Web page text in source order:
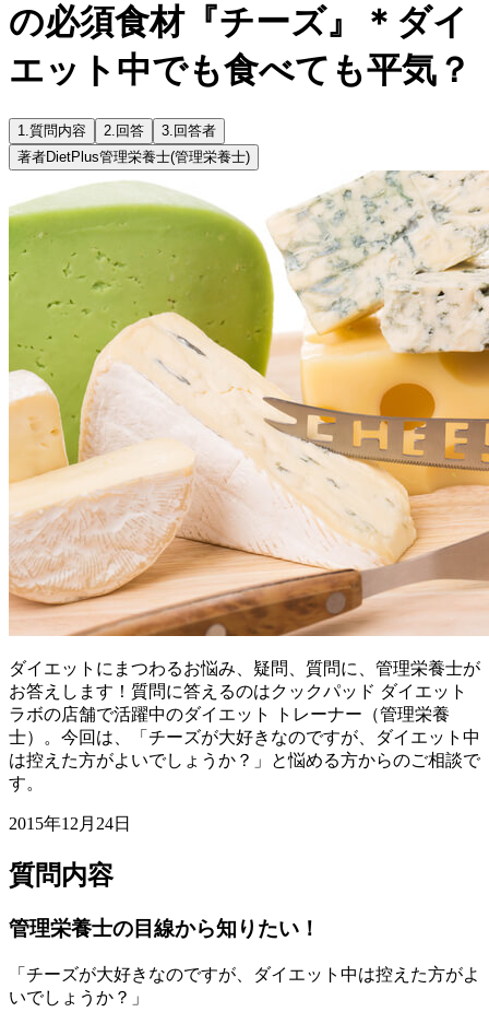
の必須食材『チーズ』＊ダイ
エット中でも食べても平気？
1.質問内容 2. 回答 3. 回答者
著者DietPlus管理栄養士(管理栄養士)
ダイエットにまつわるお悩み、疑問、質問に、管理栄養士が
お答えします！質問に答えるのはクックパッド ダイエット
ラボの店舗で活躍中のダイエット トレーナー（管理栄養
士）。今回は、「チーズが大好きなのですが、ダイエット中
は控えた方がよいでしょうか？」と悩める方からのご相談で
す。
2015年12月24日
質問内容
管理栄養士の目線から知りたい！
「チーズが大好きなのですが、ダイエット中は控えた方がよ
いでしょうか？」